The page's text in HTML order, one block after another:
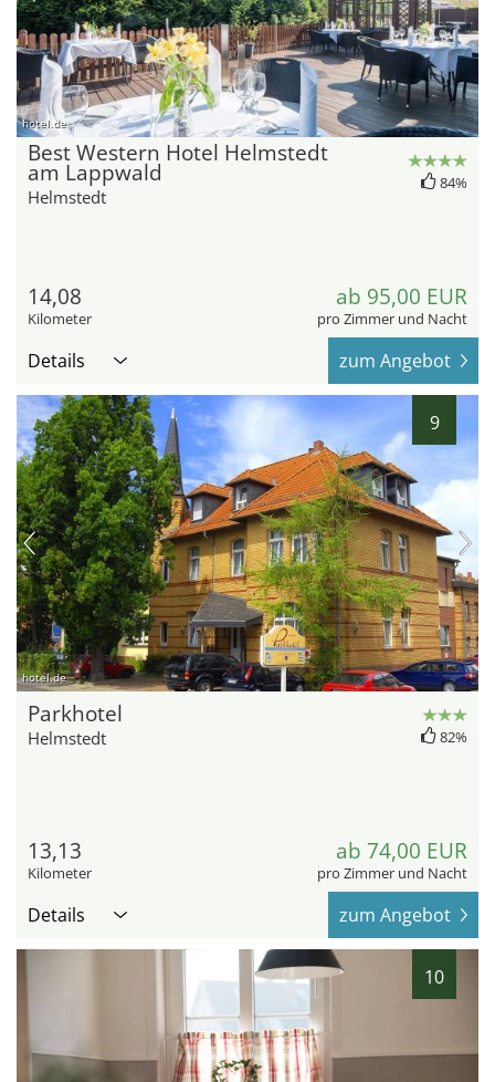
hotel.de
Best Western Hotel Helmstedt
am Lappwald
Helmstedt
84%
14,08
Kilometer
ab 95,00 EUR
pro Zimmer und Nacht
Details zum Angebot
9
hotel.de
Parkhotel
Helmstedt 82%
13,13
Kilometer
ab 74,00 EUR
pro Zimmer und Nacht
Details zum Angebot
10